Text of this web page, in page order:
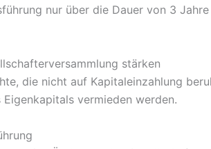
nur über die Dauer von 3
stärken
die nicht auf Kapitaleinzahlung
vermieden werden.